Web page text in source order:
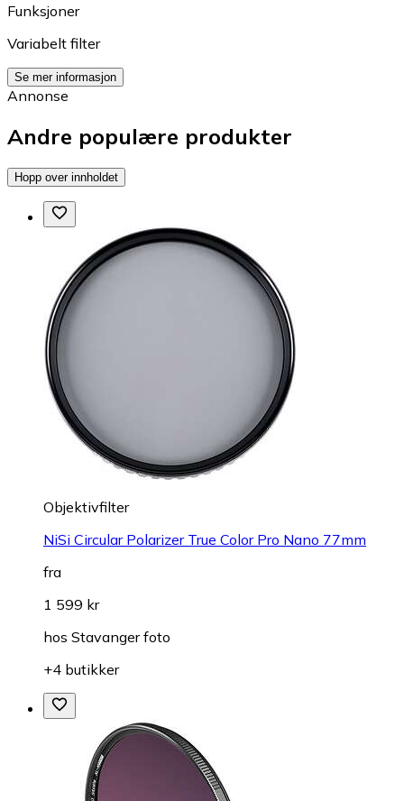
Funksjoner
Variabelt filter
Se mer informasjon
Annonse
Andre populære produkter
Hopp over innholdet
Objektivfilter
NiSi Circular Polarizer True Color Pro Nano 77mm
fra
1 599 kr
hos Stavanger foto
+4 butikker